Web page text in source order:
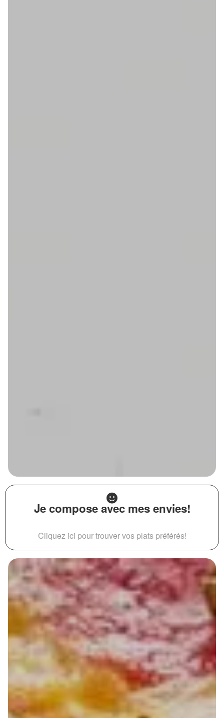
Je compose avec mes envies!
Cliquez ici pour trouver vos plats préférés!